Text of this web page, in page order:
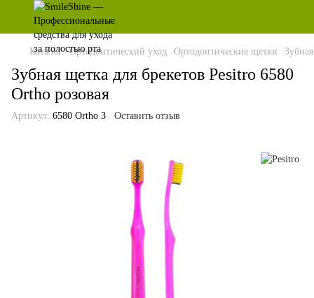
Каталог Ортодонтический уход Ортодонтические щетки
Зубная щетка для брекетов Pesitro 6580
Ortho розовая
Артикул: 6580 Ortho 3 Оставить отзыв